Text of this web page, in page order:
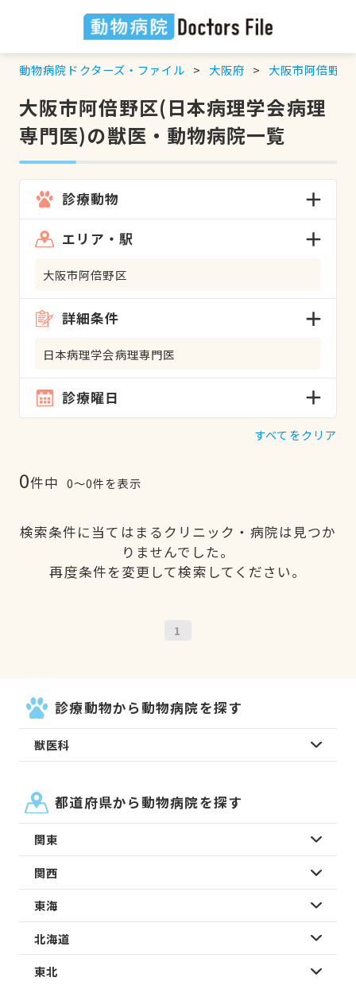
動物病院ドクターズ・ファイル 大阪府 大阪市阿倍野区
大阪市阿倍野区(日本病理学会病理
専門医)の獣医・動物病院一覧
診療動物
エリア・駅
大阪市阿倍野区
詳細条件
日本病理学会病理専門医
診療曜日
すべてをクリア
0件中 0〜0件を表示
検索条件に当てはまるクリニック・病院は見つか
りませんでした。
再度条件を変更して検索してください。
1
診療動物から動物病院を探す
獣医科
都道府県から動物病院を探す
関東
関西
東海
北海道
東北